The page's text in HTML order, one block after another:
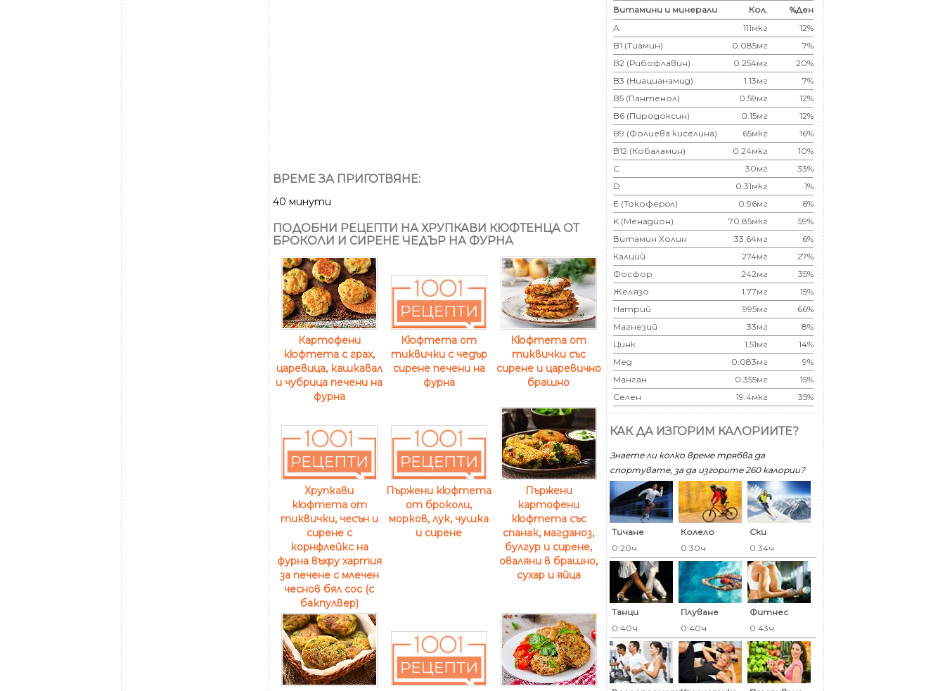
ВРЕМЕ ЗА ПРИГОТВЯНЕ:
40 минути
ПОДОБНИ РЕЦЕПТИ НА ХРУПКАВИ КЮФТЕНЦА ОТ
БРОКОЛИ И СИРЕНЕ ЧЕДЪР НА ФУРНА
Картофени
кюфтета с грах,
царевица, кашкавал
и чубрица печени на
фурна
Кюфтета от
тиквички с чедър
сирене печени на
фурна
Кюфтета от
тиквички със
сирене и царевично
брашно
Хрупкави
кюфтета от
тиквички, чесън и
сирене с
корнфлейкс на
фурна въхру хартия
за печене с млечен
чеснов бял сос (с
бакпулвер)
Пържени кюфтета
от броколи,
морков, лук, чушка
и сирене
Пържени
картофени
кюфтета със
спанак, магданоз,
булгур и сирене,
оваляни в брашно,
сухар и яйца
Витамини и минерали
Кол.
%Ден
А
111мкг
12%
B1 (Тиамин)
0.085мг
7%
B2 (Рибофлавин)
0.254мг
20%
B3 (Ниацианамид)
1.13мг
7%
B5 (Пантенол)
0.59мг
12%
B6 (Пиродоксин)
0.15мг
12%
B9 (Фолиева киселина)
65мкг
16%
B12 (Кобаламин)
0.24мкг
10%
C
30мг
33%
D
0.31мкг
1%
E (Токоферoл)
0.96мг
6%
K (Менадион)
70.85мкг
59%
Витамин Холин
33.64мг
6%
Калций
274мг
27%
Фосфор
242мг
35%
Желязо
1.77мг
15%
Натрий
995мг
66%
Магнезий
33мг
8%
Цинк
1.51мг
14%
Мед
0.083мг
9%
Манган
0.355мг
15%
Селен
19.4мкг 35%
КАК ДА ИЗГОРИМ КАЛОРИИТЕ?
Знаете ли колко време трябва да
спортувате, за да изгорите 260 калoрии?
Тичане
0:20ч
Колело
0:30ч
Ски
0:34ч
Танци
0:40ч
Плуване
0:40ч
Фитнес
0:43ч